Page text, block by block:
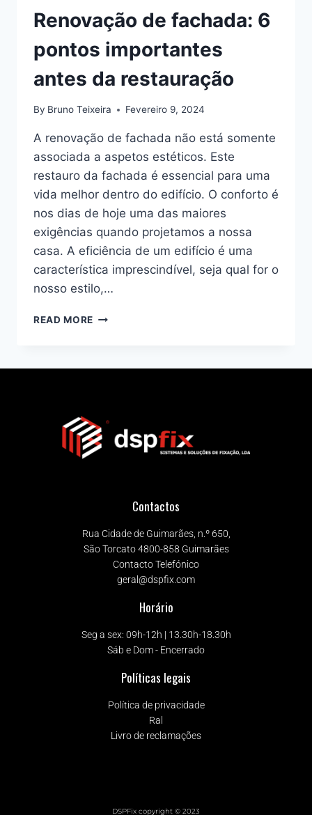
Renovação de fachada: 6
pontos importantes
antes da restauração
By Bruno Teixeira Fevereiro 9, 2024
A renovação de fachada não está somente
associada a aspetos estéticos. Este
restauro da fachada é essencial para uma
vida melhor dentro do edifício. O conforto é
nos dias de hoje uma das maiores
exigências quando projetamos a nossa
casa. A eficiência de um edifício é uma
característica imprescindível, seja qual for o
nosso estilo,…
READ MORE
Contactos
Rua Cidade de Guimarães, n.º 650,
São Torcato 4800-858 Guimarães
Contacto Telefónico
geral@dspfix.com
Horário
Seg a sex: 09h-12h | 13.30h-18.30h
Sáb e Dom - Encerrado
Políticas legais
Política de privacidade
Ral
Livro de reclamações
DSPFix copyright © 2023